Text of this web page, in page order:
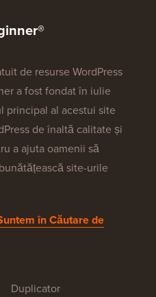
de resurse WordPress
a fost fondat în iulie
principal al acestui site
de înaltă calitate și
a ajuta oamenii să
site-urile
în Căutare de
Duplicator